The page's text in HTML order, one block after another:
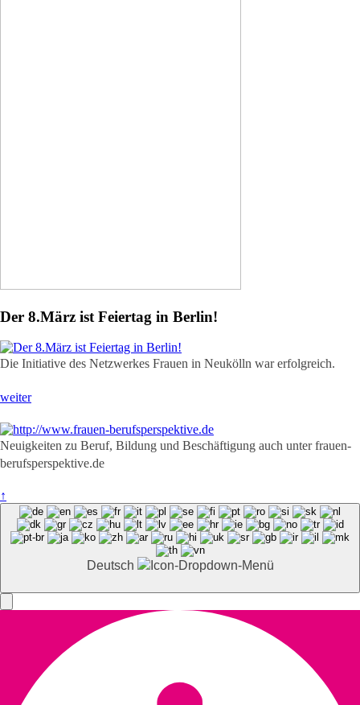
Der 8.März ist Feiertag in Berlin!
Die Initiative des Netzwerkes Frauen in Neukölln war erfolgreich.
weiter
Neuigkeiten zu Beruf, Bildung und Beschäftigung auch unter frauen-
berufsperspektive.de
↑
Deutsch